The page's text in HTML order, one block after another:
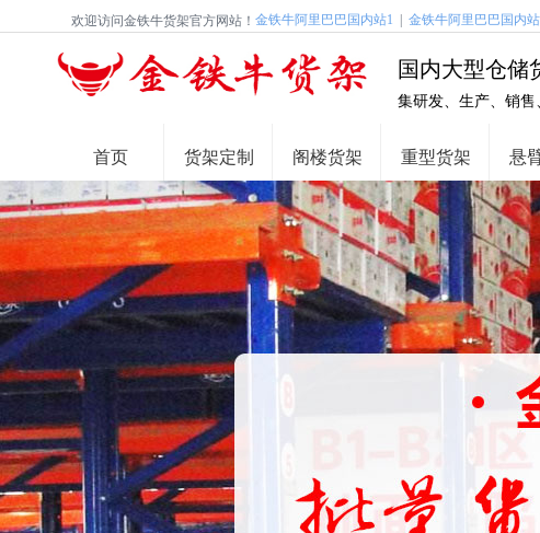
国内大型仓储
集研发、生产、销
金铁牛阿里巴巴国内站1 金铁牛阿里巴巴国内
首页 货架定制 阁楼货架 重型货架 悬
欢迎访问金铁牛货架官方网站！